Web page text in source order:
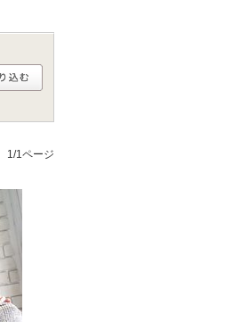
1/1ページ